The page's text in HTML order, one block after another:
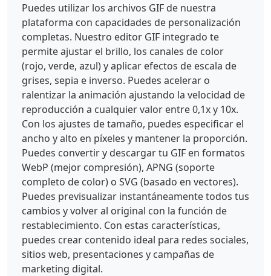
Puedes utilizar los archivos GIF de nuestra
plataforma con capacidades de personalización
completas. Nuestro editor GIF integrado te
permite ajustar el brillo, los canales de color
(rojo, verde, azul) y aplicar efectos de escala de
grises, sepia e inverso. Puedes acelerar o
ralentizar la animación ajustando la velocidad de
reproducción a cualquier valor entre 0,1x y 10x.
Con los ajustes de tamaño, puedes especificar el
ancho y alto en píxeles y mantener la proporción.
Puedes convertir y descargar tu GIF en formatos
WebP (mejor compresión), APNG (soporte
completo de color) o SVG (basado en vectores).
Puedes previsualizar instantáneamente todos tus
cambios y volver al original con la función de
restablecimiento. Con estas características,
puedes crear contenido ideal para redes sociales,
sitios web, presentaciones y campañas de
marketing digital.